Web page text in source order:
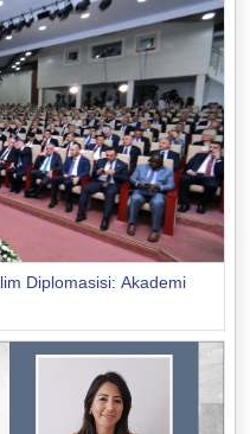
Diplomasisi: Akademi